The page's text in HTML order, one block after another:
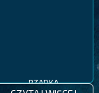
RZADKA